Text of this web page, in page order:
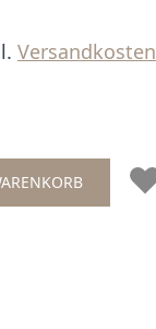
Versandkosten